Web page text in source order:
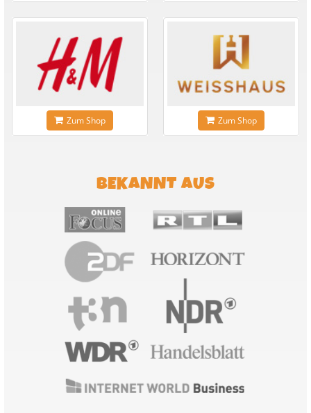
Zum Shop Zum Shop
BEKANNT AUS